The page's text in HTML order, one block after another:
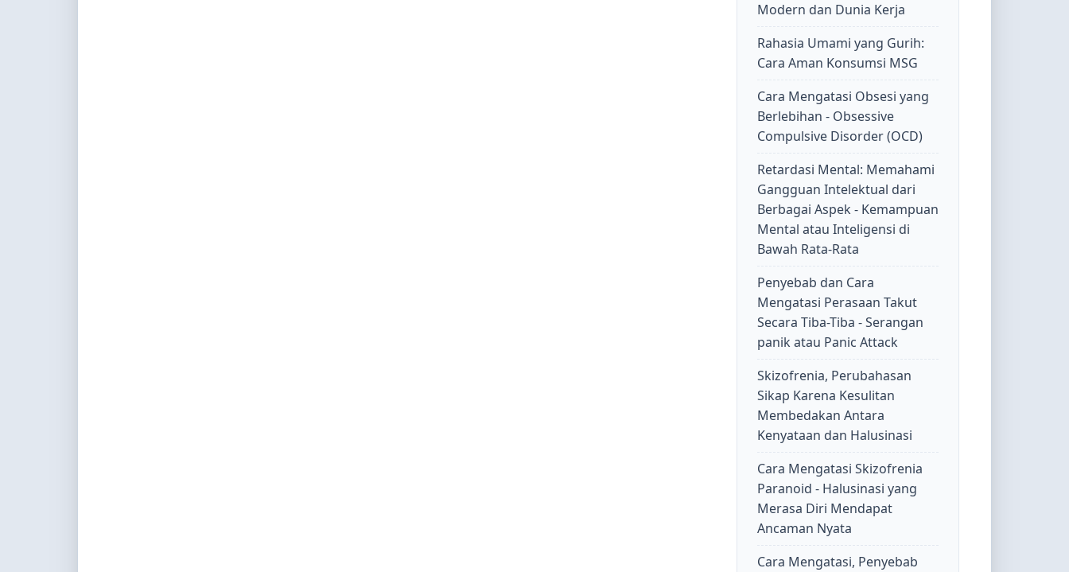
Modern dan Dunia Kerja
Rahasia Umami yang Gurih:
Cara Aman Konsumsi MSG
Cara Mengatasi Obsesi yang
Berlebihan - Obsessive
Compulsive Disorder (OCD)
Retardasi Mental: Memahami
Gangguan Intelektual dari
Berbagai Aspek - Kemampuan
Mental atau Inteligensi di
Bawah Rata-Rata
Penyebab dan Cara
Mengatasi Perasaan Takut
Secara Tiba-Tiba - Serangan
panik atau Panic Attack
Skizofrenia, Perubahasan
Sikap Karena Kesulitan
Membedakan Antara
Kenyataan dan Halusinasi
Cara Mengatasi Skizofrenia
Paranoid - Halusinasi yang
Merasa Diri Mendapat
Ancaman Nyata
Cara Mengatasi, Penyebab